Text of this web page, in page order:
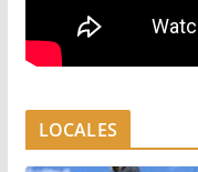
LOCALES